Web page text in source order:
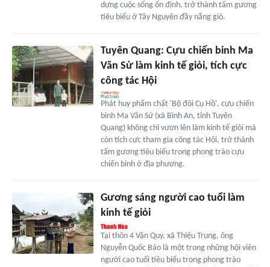
dựng cuộc sống ổn định, trở thành tấm gương
tiêu biểu ở Tây Nguyên đầy nắng gió.
Tuyên Quang: Cựu chiến binh Ma
Văn Sử làm kinh tế giỏi, tích cực
công tác Hội
Phát huy phẩm chất 'Bộ đội Cụ Hồ', cựu chiến
binh Ma Văn Sử (xã Bình An, tỉnh Tuyên
Quang) không chỉ vươn lên làm kinh tế giỏi mà
còn tích cực tham gia công tác Hội, trở thành
tấm gương tiêu biểu trong phong trào cựu
chiến binh ở địa phương.
Gương sáng người cao tuổi làm
kinh tế giỏi
Tại thôn 4 Vận Quy, xã Thiệu Trung, ông
Nguyễn Quốc Bảo là một trong những hội viên
người cao tuổi tiêu biểu trong phong trào